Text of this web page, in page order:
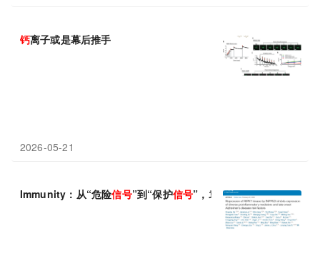
钙离子或是幕后推手
2026-05-21
Immunity：从“危险信号”到“保护信号”，袁钧瑛团队提出阿尔茨